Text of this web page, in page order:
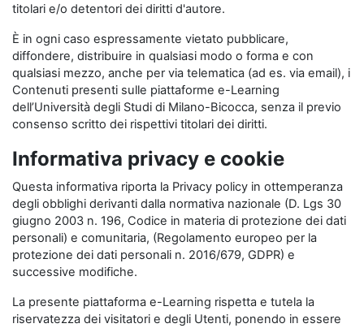
titolari e/o detentori dei diritti d'autore.
È in ogni caso espressamente vietato pubblicare,
diffondere, distribuire in qualsiasi modo o forma e con
qualsiasi mezzo, anche per via telematica (ad es. via email), i
Contenuti presenti sulle piattaforme e-Learning
dell’Università degli Studi di Milano-Bicocca, senza il previo
consenso scritto dei rispettivi titolari dei diritti.
Informativa privacy e cookie
Questa informativa riporta la Privacy policy in ottemperanza
degli obblighi derivanti dalla normativa nazionale (D. Lgs 30
giugno 2003 n. 196, Codice in materia di protezione dei dati
personali) e comunitaria, (Regolamento europeo per la
protezione dei dati personali n. 2016/679, GDPR) e
successive modifiche.
La presente piattaforma e-Learning rispetta e tutela la
riservatezza dei visitatori e degli Utenti, ponendo in essere